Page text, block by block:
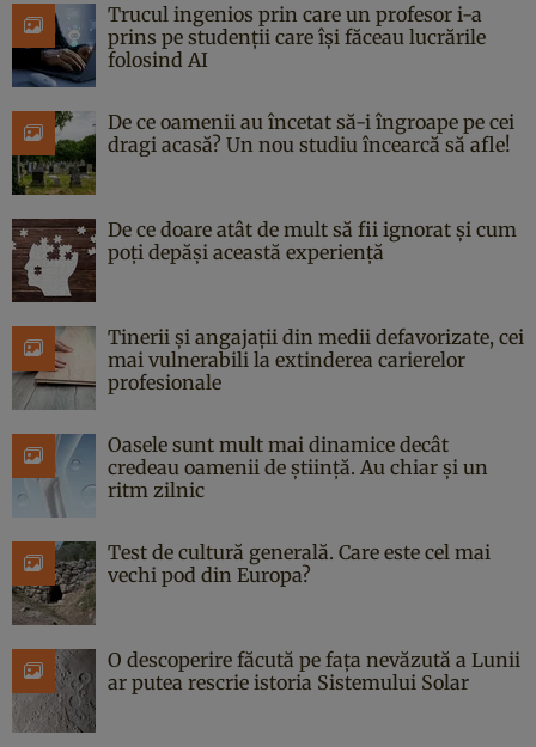
Trucul ingenios prin care un profesor i-a
prins pe studenții care își făceau lucrările
folosind AI
De ce oamenii au încetat să-i îngroape pe cei
dragi acasă? Un nou studiu încearcă să afle!
De ce doare atât de mult să fii ignorat și cum
poți depăși această experiență
Tinerii și angajații din medii defavorizate, cei
mai vulnerabili la extinderea carierelor
profesionale
Oasele sunt mult mai dinamice decât
credeau oamenii de știință. Au chiar și un
ritm zilnic
Test de cultură generală. Care este cel mai
vechi pod din Europa?
O descoperire făcută pe fața nevăzută a Lunii
ar putea rescrie istoria Sistemului Solar